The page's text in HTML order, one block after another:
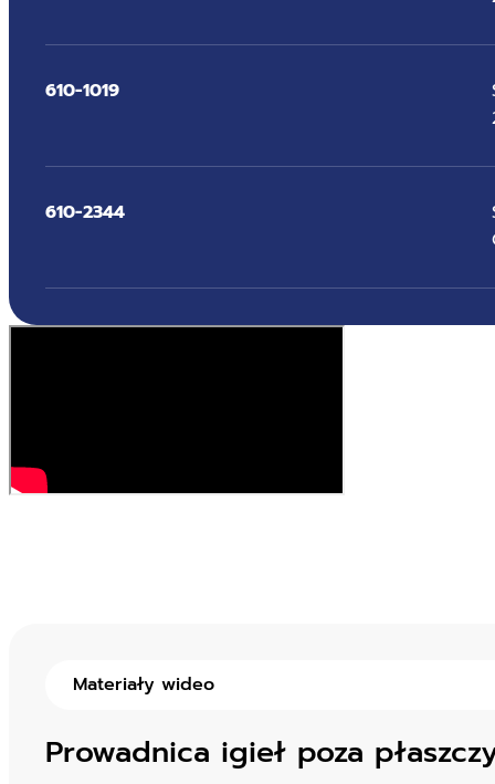
610-1019
610-2344
Materiały wideo
Prowadnica igieł poza